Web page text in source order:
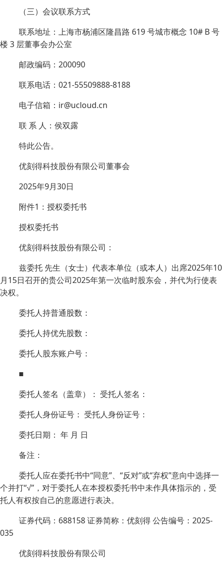
（三）会议联系方式
联系地址：上海市杨浦区隆昌路 619 号城市概念 10# B 号
楼 3 层董事会办公室
邮政编码：200090
联系电话：021-55509888-8188
电子信箱：ir@ucloud.cn
联 系 人：侯双露
特此公告。
优刻得科技股份有限公司董事会
2025年9月30日
附件1：授权委托书
授权委托书
优刻得科技股份有限公司：
兹委托 先生（女士）代表本单位（或本人）出席2025年10
月15日召开的贵公司2025年第一次临时股东会，并代为行使表
决权。
委托人持普通股数：
委托人持优先股数：
委托人股东账户号：
■
委托人签名（盖章）： 受托人签名：
委托人身份证号： 受托人身份证号：
委托日期： 年 月 日
备注：
委托人应在委托书中“同意”、“反对”或“弃权”意向中选择一
个并打“√”，对于委托人在本授权委托书中未作具体指示的，受
托人有权按自己的意愿进行表决。
证券代码：688158 证券简称：优刻得 公告编号：2025-
035
优刻得科技股份有限公司